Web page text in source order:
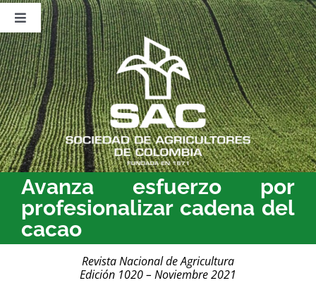
Saltar
contenido
Toggle
Navigation
Nosotros
Publicaciones
Sala de Prensa
Eventos
Avanza esfuerzo por
profesionalizar cadena del
cacao
Revista Nacional de Agricultura
Edición 1020 – Noviembre 2021